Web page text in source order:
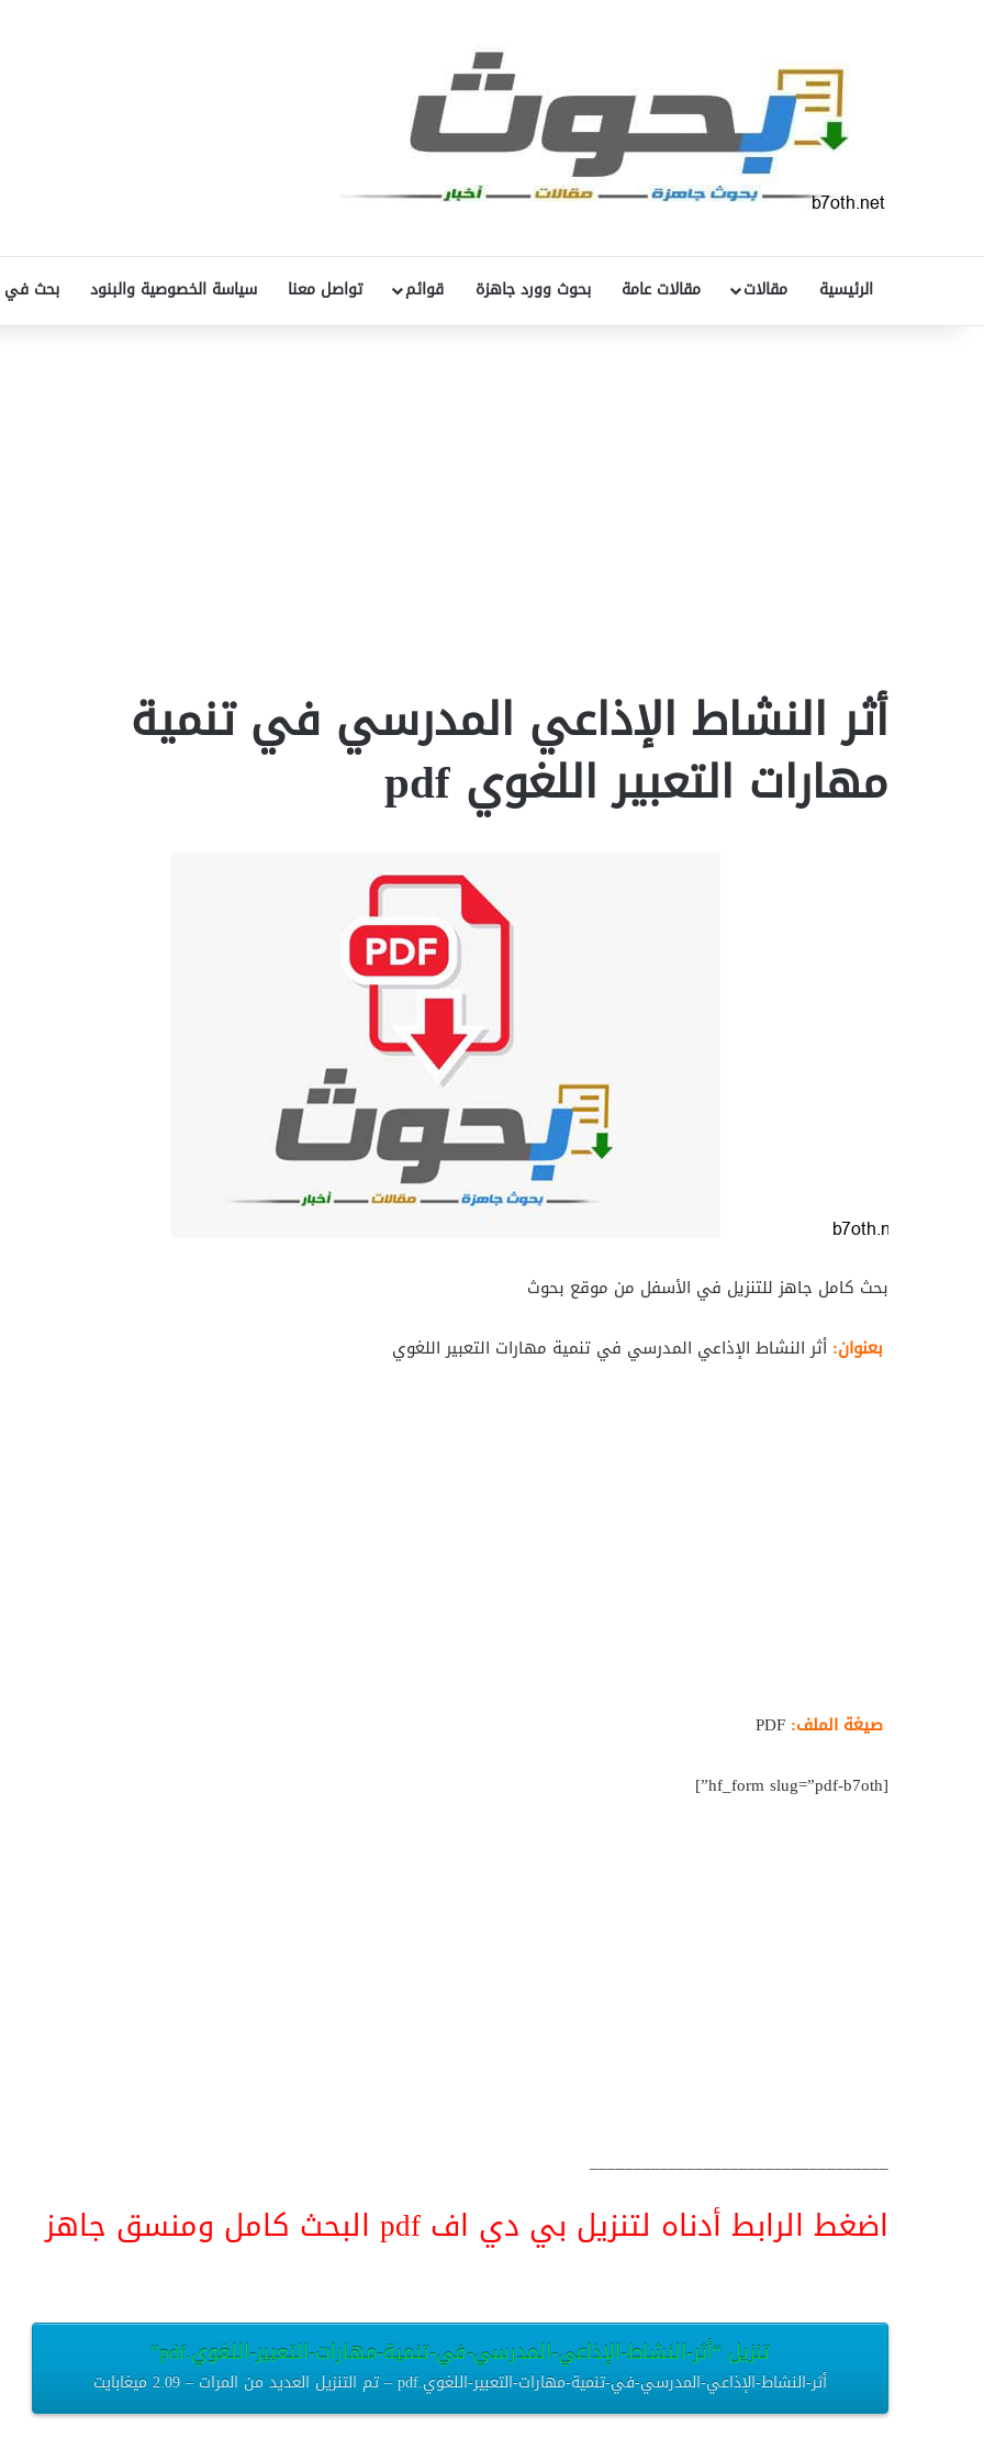
الرئيسية مقالات مقالات عامة بحوث وورد جاهزة قوائم تواصل معنا سياسة الخصوصية والبنود بحث في
أثر النشاط الإذاعي المدرسي في تنمية
مهارات التعبير اللغوي pdf
بحث كامل جاهز للتنزيل في الأسفل من موقع بحوث
بعنوان: أثر النشاط الإذاعي المدرسي في تنمية مهارات التعبير اللغوي
صيغة الملف:
[hf_form slug=”pdf-b7oth”]
__________________________________
اضغط الرابط أدناه لتنزيل بي دي اف pdf البحث كامل ومنسق جاهز
تنزيل “أثر-النشاط-الإذاعي-المدرسي-في-تنمية-مهارات-التعبير-اللغوي.pdf”
أثر-النشاط-الإذاعي-المدرسي-في-تنمية-مهارات-التعبير-اللغوي.pdf – تم التنزيل العديد من المرات – 2.09 ميغابايت